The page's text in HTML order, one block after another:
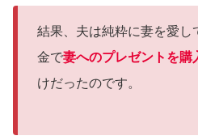
結果、夫は純粋に妻を愛し
金で妻へのプレゼントを購
けだったのです。